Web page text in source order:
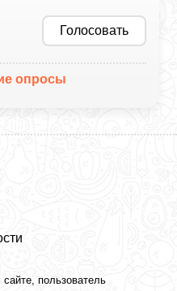
Голосовать
опросы
пользователь